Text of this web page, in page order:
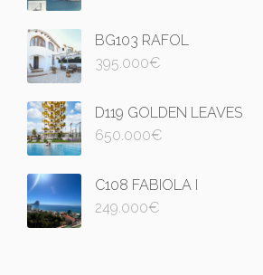
BG103 RAFOL
395.000€
D119 GOLDEN LEAVES
650.000€
C108 FABIOLA I
249.000€